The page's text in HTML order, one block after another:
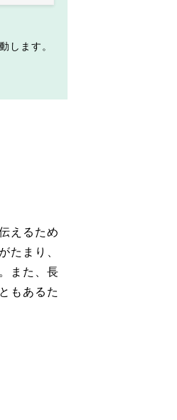
します。
えるため
たまり、
また、長
もあるた